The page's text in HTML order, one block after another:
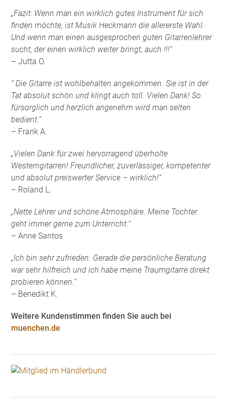
„Fazit: Wenn man ein wirklich gutes Instrument für sich
finden möchte, ist Musik Heckmann die allererste Wahl.
Und wenn man einen ausgesprochen guten Gitarrenlehrer
sucht, der einen wirklich weiter bringt, auch !!!“
– Jutta O.
“ Die Gitarre ist wohlbehalten angekommen. Sie ist in der
Tat absolut schön und klingt auch toll. Vielen Dank! So
fürsorglich und herzlich angenehm wird man selten
bedient.“
– Frank A.
„Vielen Dank für zwei hervorragend überholte
Westerngitarren! Freundlicher, zuverlässiger, kompetenter
und absolut preiswerter Service – wirklich!“
– Roland L.
„Nette Lehrer und schöne Atmosphäre. Meine Tochter
geht immer gerne zum Unterricht.“
– Anne Santos
„Ich bin sehr zufrieden. Gerade die persönliche Beratung
war sehr hilfreich und ich habe meine Traumgitarre direkt
probieren können.“
– Benedikt K.
Weitere Kundenstimmen finden Sie auch bei
muenchen.de